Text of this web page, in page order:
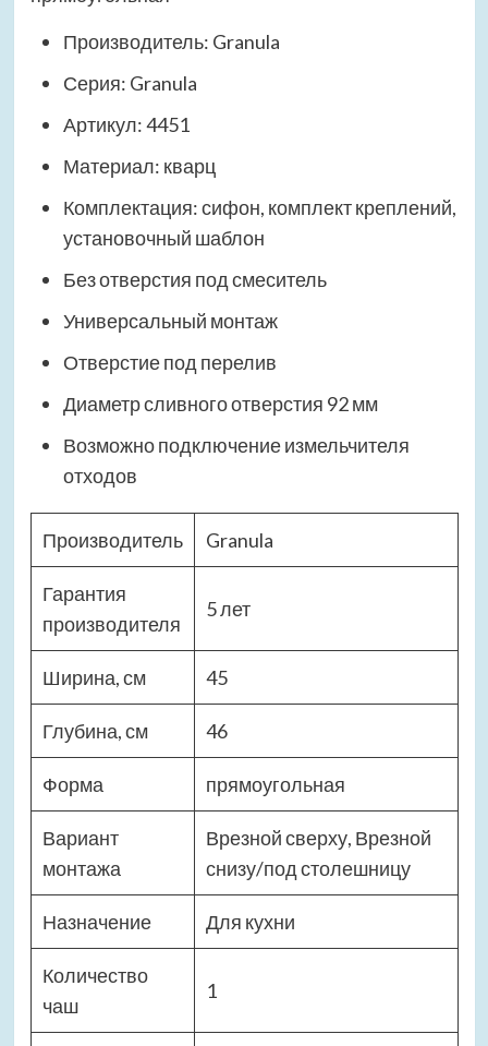
Производитель: Granula
Серия: Granula
Артикул: 4451
Материал: кварц
Комплектация: сифон, комплект креплений,
установочный шаблон
Без отверстия под смеситель
Универсальный монтаж
Отверстие под перелив
Диаметр сливного отверстия 92 мм
Возможно подключение измельчителя
отходов
Производитель Granula
Гарантия
производителя
5 лет
Ширина, см 45
Глубина, см 46
Форма прямоугольная
Вариант
монтажа
Врезной сверху, Врезной
снизу/под столешницу
Назначение Для кухни
Количество
чаш
1